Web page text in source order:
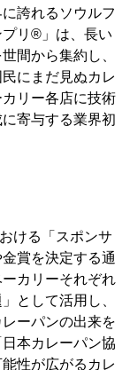
誇れるソウルフ
リ®️」は、長い
間から集約し、
にまだ見ぬカレ
リー各店に技術
寄与する業界初
ける「スポンサ
賞を決定する通
カリーそれぞれ
として活用し、
ーパンの出来を
本カレーパン協
性が広がるカレ